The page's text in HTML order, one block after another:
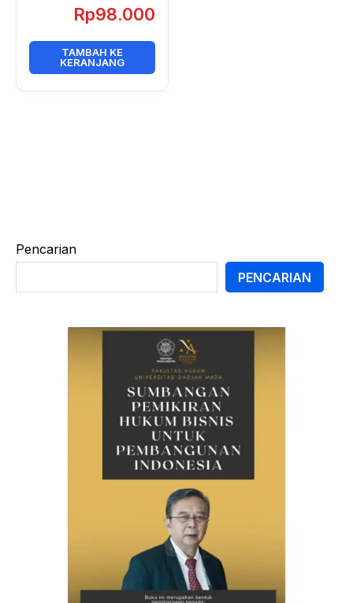
Pencarian
PENCARIAN
Benchmarking,
Improvement, dan
Metode Optimasi
Rp98.000
TAMBAH KE
KERANJANG